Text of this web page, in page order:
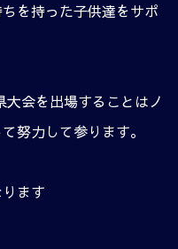
を持った子供達をサポ
会を出場することはノ
努力して参ります。
ます